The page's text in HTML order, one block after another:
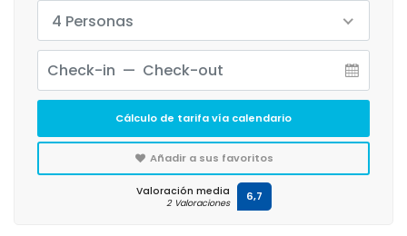
4 Personas
Cálculo de tarifa vía calendario
Añadir a sus favoritos
Valoración media
2 Valoraciones 6,7